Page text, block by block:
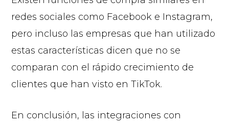
redes sociales como Facebook e Instagram,
pero incluso las empresas que han utilizado
estas características dicen que no se
comparan con el rápido crecimiento de
clientes que han visto en TikTok.
En conclusión, las integraciones con